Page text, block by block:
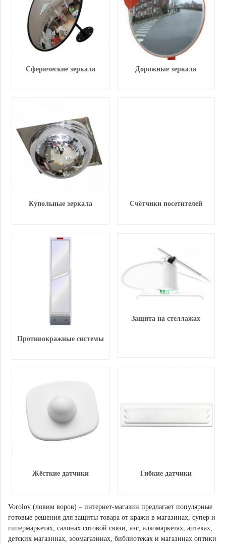
Сферические зеркала Дорожные зеркала
Купольные зеркала Счётчики посетителей
Противокражные системы
Защита на стеллажах
Жёсткие датчики Гибкие датчики
Vorolov (ловим воров) – интернет-магазин предлагает популярные
готовые решения для защиты товара от кражи в магазинах, супер и
гипермаркетах, салонах сотовой связи, азс, алкомаркетах, аптеках,
детских магазинах, зоомагазинах, библиотеках и магазинах оптики